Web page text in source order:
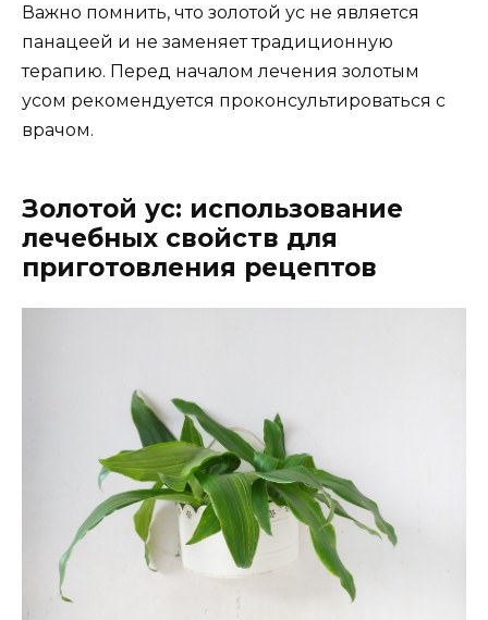
Важно помнить, что золотой ус не является
панацеей и не заменяет традиционную
терапию. Перед началом лечения золотым
усом рекомендуется проконсультироваться с
врачом.
Золотой ус: использование
лечебных свойств для
приготовления рецептов